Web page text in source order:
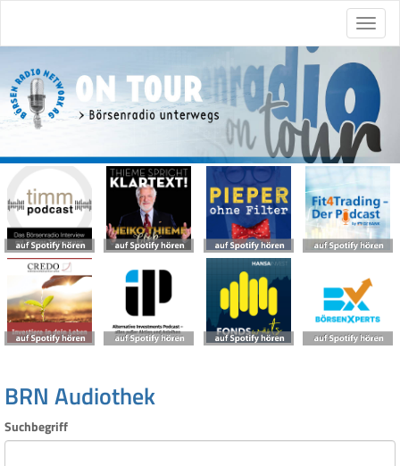
BRN Audiothek
Suchbegriff